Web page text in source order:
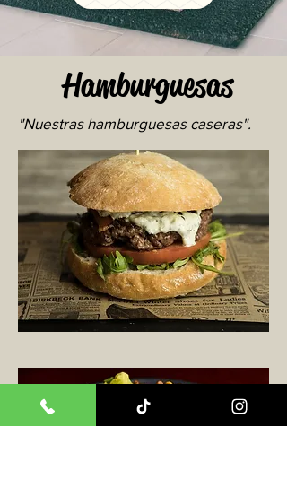
Hamburguesas
"Nuestras hamburguesas caseras".
Para picar